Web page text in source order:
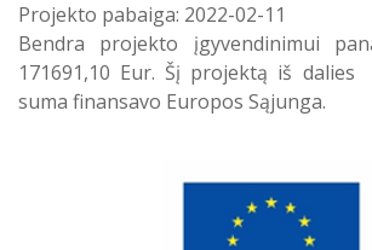
Projekto pabaiga: 2022-02-11
Bendra projekto įgyvendinimui
171691,10 Eur. Šį projektą iš dalies
suma finansavo Europos Sąjunga.